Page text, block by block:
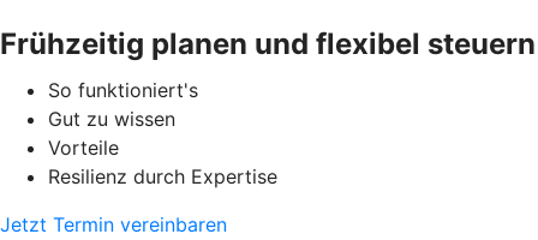
Frühzeitig planen und flexibel steuern
So funktioniert's
Gut zu wissen
Vorteile
Resilienz durch Expertise
Jetzt Termin vereinbaren